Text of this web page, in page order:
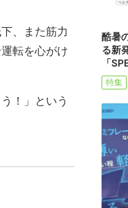
、また筋力
転を心がけ
！」という
酷暑
る新
「
特集